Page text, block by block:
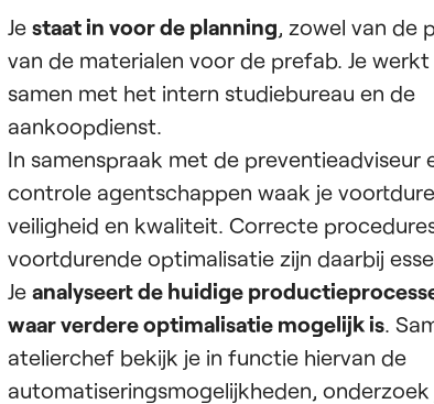
Je staat in voor de planning, zowel van de
van de materialen voor de prefab. Je
samen met het intern studiebureau en de
aankoopdienst.
In samenspraak met de preventieadviseur
controle agentschappen waak je
veiligheid en kwaliteit. Correcte
voortdurende optimalisatie zijn daarbij
Je analyseert de huidige
waar verdere optimalisatie mogelijk is.
atelierchef bekijk je in functie hiervan de
automatiseringsmogelijkheden, onderzoek